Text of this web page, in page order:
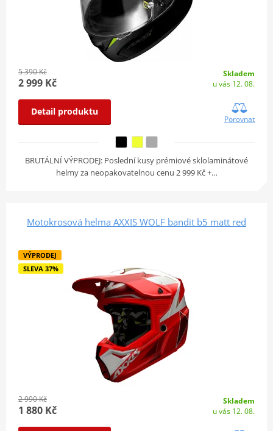
5 390 Kč
2 999 Kč
Skladem
u vás 12. 08.
Detail produktu
Porovnat
BRUTÁLNÍ VÝPRODEJ: Poslední kusy prémiové sklolaminátové
helmy za neopakovatelnou cenu 2 999 Kč +…
Motokrosová helma AXXIS WOLF bandit b5 matt red
VÝPRODEJ
SLEVA 37%
2 990 Kč
1 880 Kč
Skladem
u vás 12. 08.